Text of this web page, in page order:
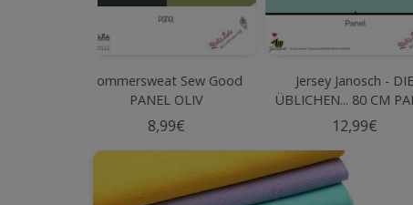
Jersey Janosch - DIE
ÜBLICHEN... 80 CM PANEL
Mint
12,99€
Sonderpreis!
Einmal NOTARZT
65 cm
11,99€